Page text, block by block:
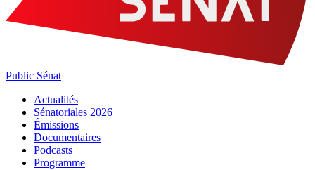
Public Sénat
Actualités
Sénatoriales 2026
Émissions
Documentaires
Podcasts
Programme